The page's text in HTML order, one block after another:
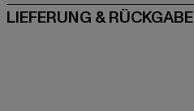
LIEFERUNG & RÜCKGABE